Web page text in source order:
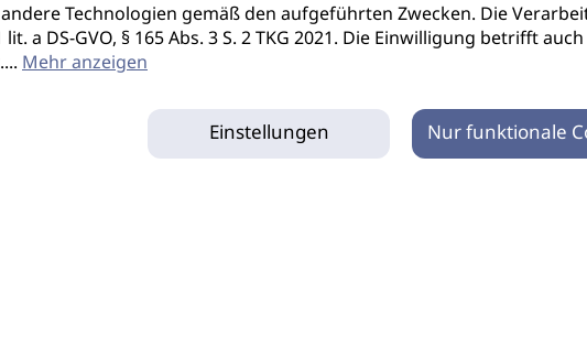
Technologien gemäß den aufgeführten Zwecken. Die
lit. a DS-GVO, § 165 Abs. 3 S. 2 TKG 2021. Die Einwilligung betrifft
... Mehr anzeigen
Einstellungen Nur funktionale